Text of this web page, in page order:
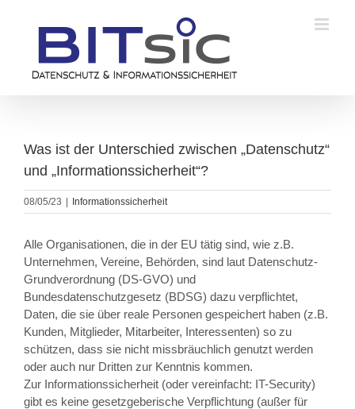
Was ist der Unterschied zwischen „Datenschutz“
und „Informationssicherheit“?
08/05/23 Informationssicherheit
Alle Organisationen, die in der EU tätig sind, wie z.B.
Unternehmen, Vereine, Behörden, sind laut Datenschutz-
Grundverordnung (DS-GVO) und
Bundesdatenschutzgesetz (BDSG) dazu verpflichtet,
Daten, die sie über reale Personen gespeichert haben (z.B.
Kunden, Mitglieder, Mitarbeiter, Interessenten) so zu
schützen, dass sie nicht missbräuchlich genutzt werden
oder auch nur Dritten zur Kenntnis kommen.
Zur Informationssicherheit (oder vereinfacht: IT-Security)
gibt es keine gesetzgeberische Verpflichtung (außer für